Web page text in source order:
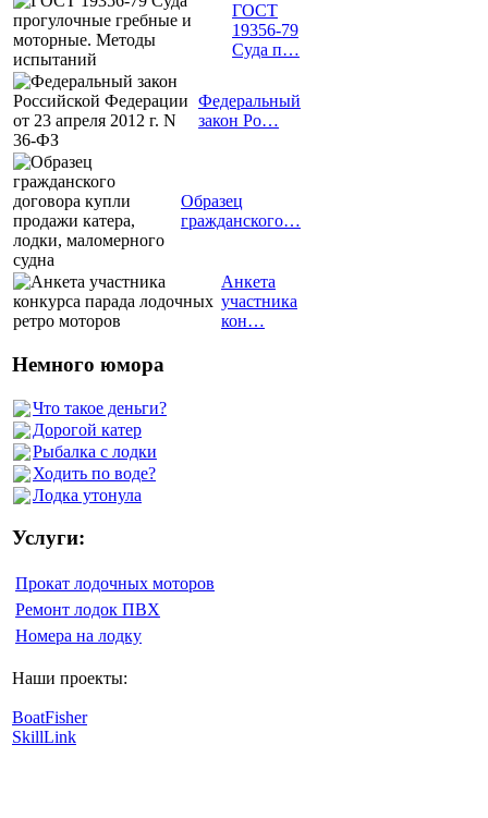
ГОСТ
19356-79
Суда п…
Федеральный
закон Ро…
Образец
гражданского…
Анкета
участника
кон…
Немного юмора
Что такое деньги?
Дорогой катер
Рыбалка с лодки
Ходить по воде?
Лодка утонула
Услуги:
Прокат лодочных моторов
Ремонт лодок ПВХ
Номера на лодку
Наши проекты:
BoatFisher
SkillLink